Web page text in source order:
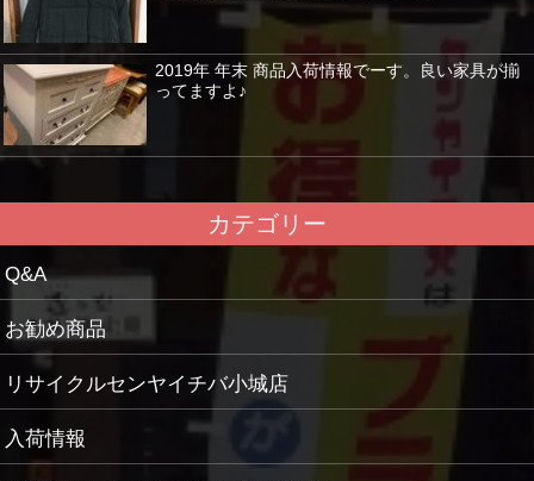
2019年 年末 商品入荷情報でーす。良い家具が揃
ってますよ♪
カテゴリー
Q&A
お勧め商品
リサイクルセンヤイチバ小城店
入荷情報